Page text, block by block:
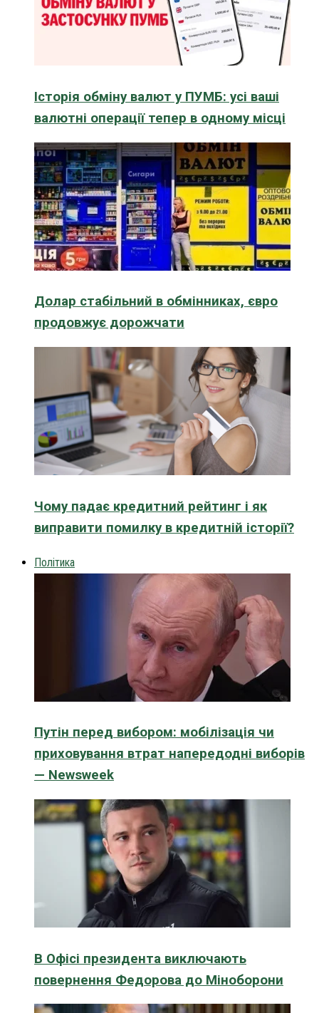
Історія обміну валют у ПУМБ: усі ваші
валютні операції тепер в одному місці
Долар стабільний в обмінниках, євро
продовжує дорожчати
Чому падає кредитний рейтинг і як
виправити помилку в кредитній історії?
Політика
Путін перед вибором: мобілізація чи
приховування втрат напередодні виборів
— Newsweek
В Офісі президента виключають
повернення Федорова до Міноборони